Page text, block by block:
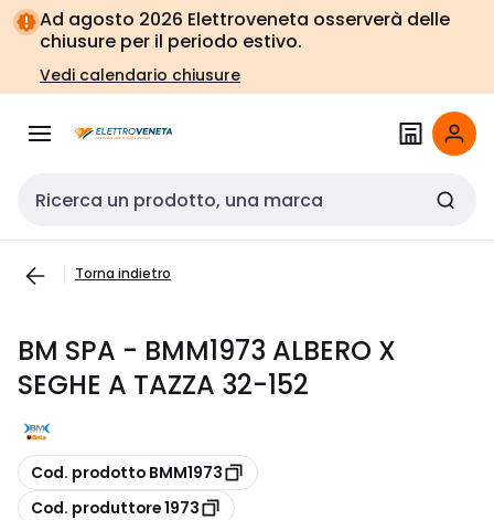
Vai alla
navigazione
Vai
alla
pagina
Ad agosto 2026 Elettroveneta osserverà delle
chiusure per il periodo estivo.
Vedi calendario chiusure
Cerca input
Torna indietro
BM SPA - BMM1973 ALBERO X
SEGHE A TAZZA 32-152
copia
Cod. prodotto BMM1973
copia
Cod. produttore 1973